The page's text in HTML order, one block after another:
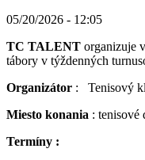
05/20/2026 - 12:05
TC TALENT organizuje
tábory v týždenných
Organizátor : Tenisový
Miesto konania :
Termíny :